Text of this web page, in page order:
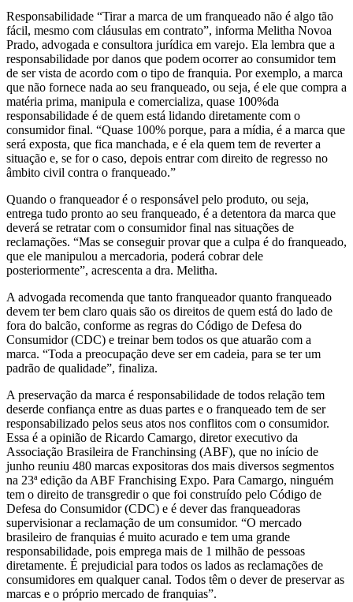
Responsabilidade “Tirar a marca de um franqueado não é algo tão
fácil, mesmo com cláusulas em contrato”, informa Melitha Novoa
Prado, advogada e consultora jurídica em varejo. Ela lembra que a
responsabilidade por danos que podem ocorrer ao consumidor tem
de ser vista de acordo com o tipo de franquia. Por exemplo, a marca
que não fornece nada ao seu franqueado, ou seja, é ele que compra a
matéria prima, manipula e comercializa, quase 100%da
responsabilidade é de quem está lidando diretamente com o
consumidor final. “Quase 100% porque, para a mídia, é a marca que
será exposta, que fica manchada, e é ela quem tem de reverter a
situação e, se for o caso, depois entrar com direito de regresso no
âmbito civil contra o franqueado.”
Quando o franqueador é o responsável pelo produto, ou seja,
entrega tudo pronto ao seu franqueado, é a detentora da marca que
deverá se retratar com o consumidor final nas situações de
reclamações. “Mas se conseguir provar que a culpa é do franqueado,
que ele manipulou a mercadoria, poderá cobrar dele
posteriormente”, acrescenta a dra. Melitha.
A advogada recomenda que tanto franqueador quanto franqueado
devem ter bem claro quais são os direitos de quem está do lado de
fora do balcão, conforme as regras do Código de Defesa do
Consumidor (CDC) e treinar bem todos os que atuarão com a
marca. “Toda a preocupação deve ser em cadeia, para se ter um
padrão de qualidade”, finaliza.
A preservação da marca é responsabilidade de todos relação tem
deserde confiança entre as duas partes e o franqueado tem de ser
responsabilizado pelos seus atos nos conflitos com o consumidor.
Essa é a opinião de Ricardo Camargo, diretor executivo da
Associação Brasileira de Franchinsing (ABF), que no início de
junho reuniu 480 marcas expositoras dos mais diversos segmentos
na 23ª edição da ABF Franchising Expo. Para Camargo, ninguém
tem o direito de transgredir o que foi construído pelo Código de
Defesa do Consumidor (CDC) e é dever das franqueadoras
supervisionar a reclamação de um consumidor. “O mercado
brasileiro de franquias é muito acurado e tem uma grande
responsabilidade, pois emprega mais de 1 milhão de pessoas
diretamente. É prejudicial para todos os lados as reclamações de
consumidores em qualquer canal. Todos têm o dever de preservar as
marcas e o próprio mercado de franquias”.